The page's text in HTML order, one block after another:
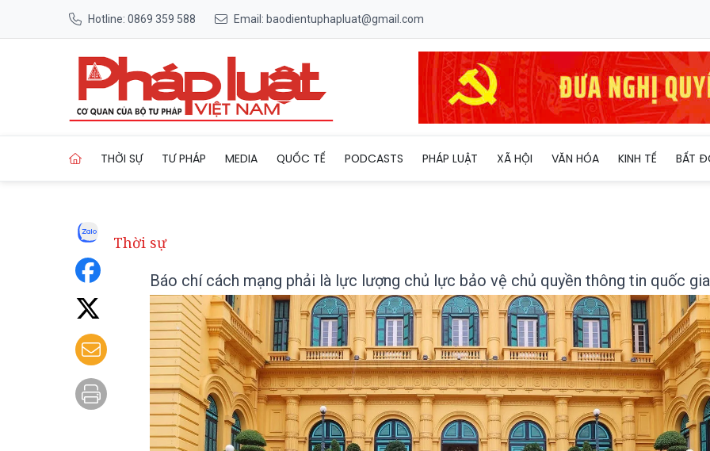
Hotline: 0869 359 588 Email: baodientuphapluat@gmail.com
THỜI SỰ TƯ PHÁP MEDIA QUỐC TẾ PODCASTS PHÁP LUẬT XÃ HỘI VĂN HÓA KINH TẾ BẤT
Thời sự
Báo chí cách mạng phải là lực lượng chủ lực bảo vệ chủ quyền thông tin quốc gia